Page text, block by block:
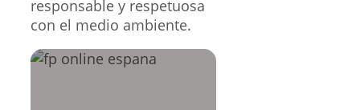
responsable y respetuosa
con el medio ambiente.